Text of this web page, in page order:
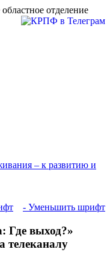
отделение
- Уменьшить шрифт
Где выход?»
телеканалу